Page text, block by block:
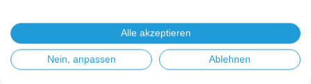
Fronius + BYD
GoodWe
GoodWe + GoodWe
GoodWe + BYD
Alle akzeptieren
Nein, anpassen Ablehnen